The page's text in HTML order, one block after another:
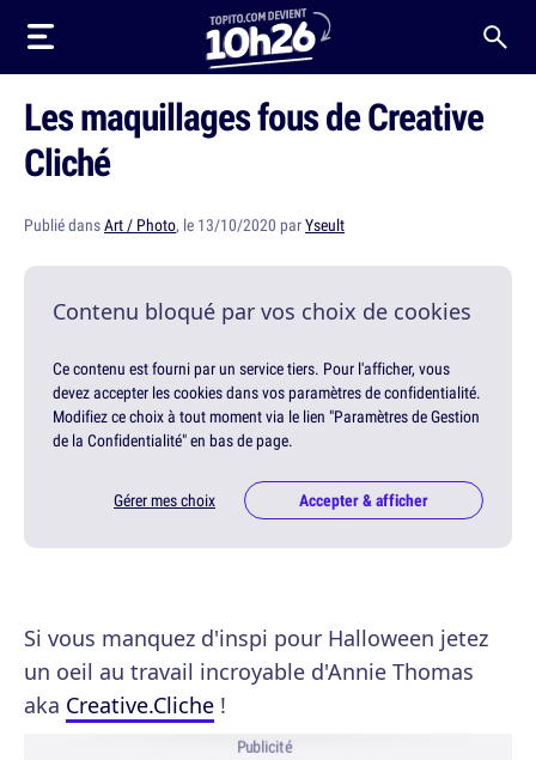
Les maquillages fous de Creative
Cliché
Publié dansArt / Photo, le 13/10/2020 parYseult
Contenu bloqué par vos choix de cookies
Ce contenu est fourni par un service tiers. Pour l'afficher, vous
devez accepter les cookies dans vos paramètres de confidentialité.
Modifiez ce choix à tout moment via le lien "Paramètres de Gestion
de la Confidentialité" en bas de page.
Gérer mes choix Accepter & afficher
Si vous manquez d'inspi pour Halloween jetez
un oeil au travail incroyable d'Annie Thomas
aka Creative.Cliche !
Publicité